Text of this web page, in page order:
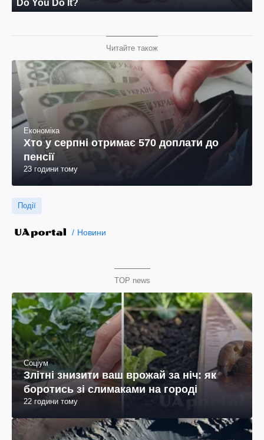
Читайте також
Економіка
Хто у серпні отримає 570 доплати до
пенсії
23 години тому
Події
Новини
TOP news
Соціум
Злітні знизити ваш врожай за ніч: як
боротись зі слимаками на городі
22 години тому